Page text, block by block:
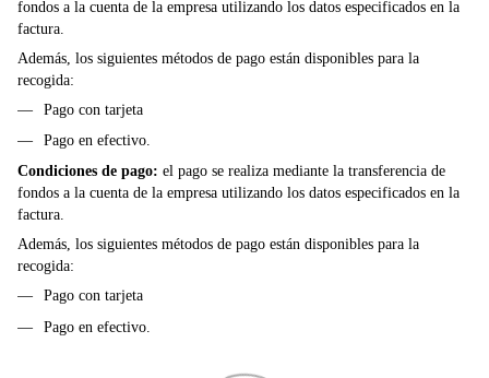
fondos a la cuenta de la empresa utilizando los datos especificados en la
factura.
Además, los siguientes métodos de pago están disponibles para la
recogida:
Pago con tarjeta
Pago en efectivo.
Condiciones de pago: el pago se realiza mediante la transferencia de
fondos a la cuenta de la empresa utilizando los datos especificados en la
factura.
Además, los siguientes métodos de pago están disponibles para la
recogida:
Pago con tarjeta
Pago en efectivo.